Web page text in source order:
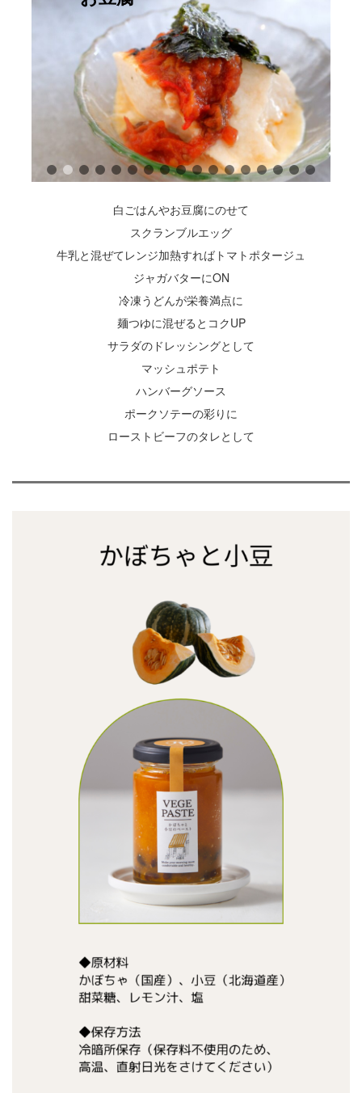
白ごはんやお豆腐にのせて
スクランブルエッグ
牛乳と混ぜてレンジ加熱すればトマトポタージュ
ジャガバターにON
冷凍うどんが栄養満点に
麺つゆに混ぜるとコクUP
サラダのドレッシングとして
マッシュポテト
ハンバーグソース
ポークソテーの彩りに
ローストビーフのタレとして